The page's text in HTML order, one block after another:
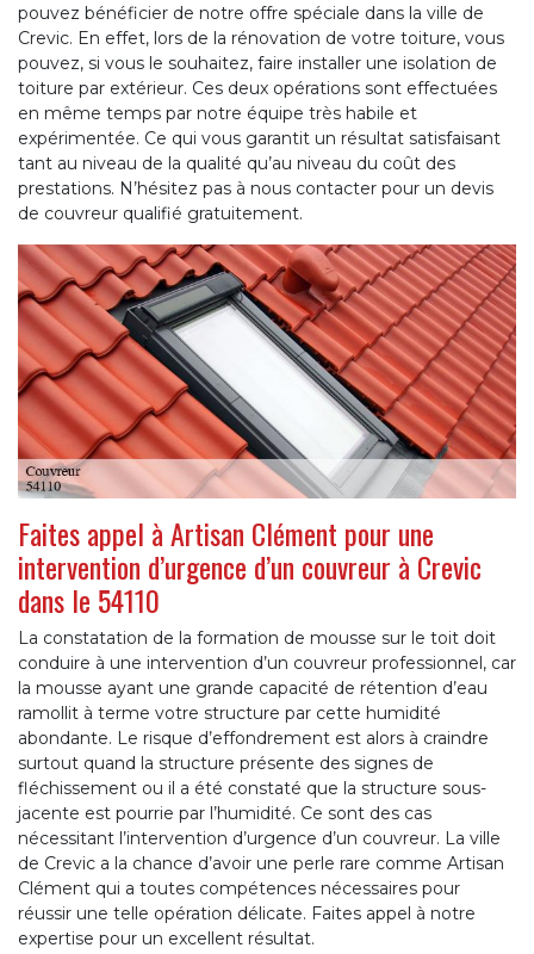
pouvez bénéficier de notre offre spéciale dans la ville de
Crevic. En effet, lors de la rénovation de votre toiture, vous
pouvez, si vous le souhaitez, faire installer une isolation de
toiture par extérieur. Ces deux opérations sont effectuées
en même temps par notre équipe très habile et
expérimentée. Ce qui vous garantit un résultat satisfaisant
tant au niveau de la qualité qu’au niveau du coût des
prestations. N’hésitez pas à nous contacter pour un devis
de couvreur qualifié gratuitement.
Faites appel à Artisan Clément pour une
intervention d’urgence d’un couvreur à Crevic
dans le 54110
La constatation de la formation de mousse sur le toit doit
conduire à une intervention d’un couvreur professionnel, car
la mousse ayant une grande capacité de rétention d’eau
ramollit à terme votre structure par cette humidité
abondante. Le risque d’effondrement est alors à craindre
surtout quand la structure présente des signes de
fléchissement ou il a été constaté que la structure sous-
jacente est pourrie par l’humidité. Ce sont des cas
nécessitant l’intervention d’urgence d’un couvreur. La ville
de Crevic a la chance d’avoir une perle rare comme Artisan
Clément qui a toutes compétences nécessaires pour
réussir une telle opération délicate. Faites appel à notre
expertise pour un excellent résultat.